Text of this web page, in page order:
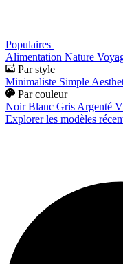
Populaires
Alimentation Nature
Par style
Minimaliste Simple
Par couleur
Noir Blanc Gris Argenté
Explorer les modèles